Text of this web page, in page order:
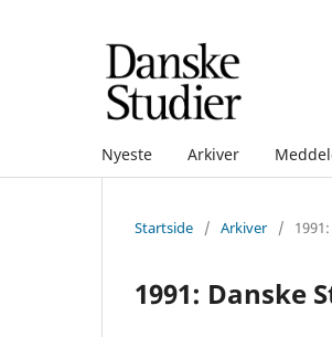
Nyeste Arkiver
Startside / Arkiver /
1991: Danske